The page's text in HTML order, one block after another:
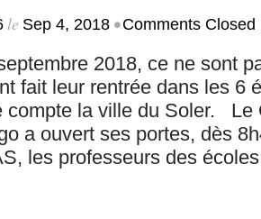
le Sep 4, 2018 •Comments Closed
2018, ce ne sont
fait leur rentrée dans les 6
compte la ville du Soler. Le
a ouvert ses portes, dès
les professeurs des